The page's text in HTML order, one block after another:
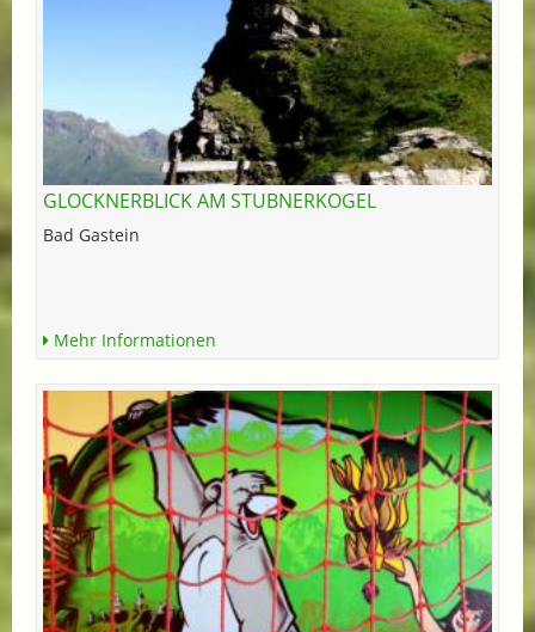
GLOCKNERBLICK AM STUBNERKOGEL
Bad Gastein
Mehr Informationen